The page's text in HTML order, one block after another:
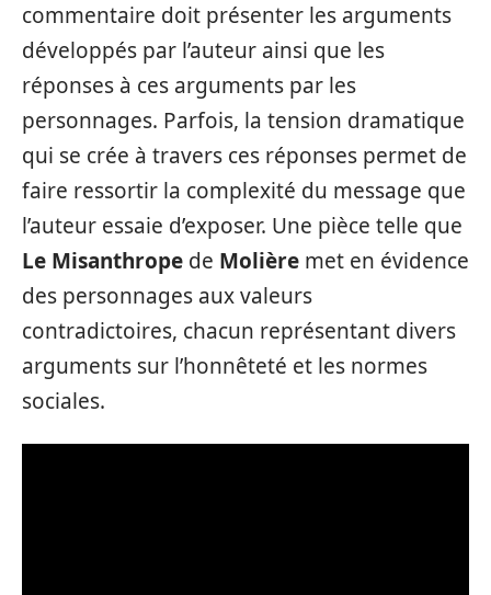
commentaire doit présenter les arguments
développés par l’auteur ainsi que les
réponses à ces arguments par les
personnages. Parfois, la tension dramatique
qui se crée à travers ces réponses permet de
faire ressortir la complexité du message que
l’auteur essaie d’exposer. Une pièce telle que
Le Misanthrope de Molière met en évidence
des personnages aux valeurs
contradictoires, chacun représentant divers
arguments sur l’honnêteté et les normes
sociales.